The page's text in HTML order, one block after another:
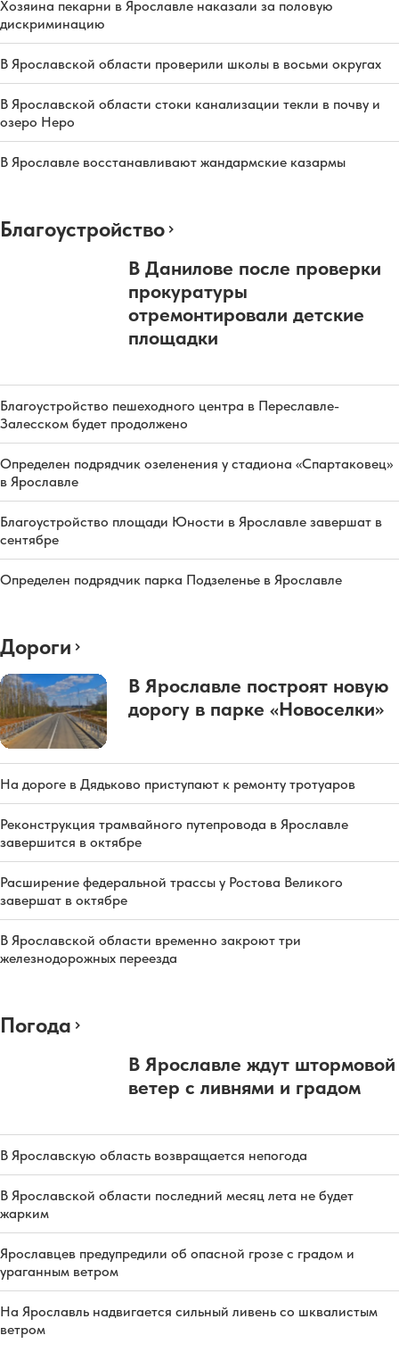
Хозяина пекарни в Ярославле наказали за половую
дискриминацию
В Ярославской области проверили школы в восьми округах
В Ярославской области стоки канализации текли в почву и
озеро Неро
В Ярославле восстанавливают жандармские казармы
Благоустройство
В Данилове после проверки
прокуратуры
отремонтировали детские
площадки
Благоустройство пешеходного центра в Переславле-
Залесском будет продолжено
Определен подрядчик озеленения у стадиона «Спартаковец»
в Ярославле
Благоустройство площади Юности в Ярославле завершат в
сентябре
Определен подрядчик парка Подзеленье в Ярославле
Дороги
В Ярославле построят новую
дорогу в парке «Новоселки»
На дороге в Дядьково приступают к ремонту тротуаров
Реконструкция трамвайного путепровода в Ярославле
завершится в октябре
Расширение федеральной трассы у Ростова Великого
завершат в октябре
В Ярославской области временно закроют три
железнодорожных переезда
Погода
В Ярославле ждут штормовой
ветер с ливнями и градом
В Ярославскую область возвращается непогода
В Ярославской области последний месяц лета не будет
жарким
Ярославцев предупредили об опасной грозе с градом и
ураганным ветром
На Ярославль надвигается сильный ливень со шквалистым
ветром